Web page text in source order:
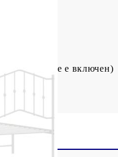
не е включен)